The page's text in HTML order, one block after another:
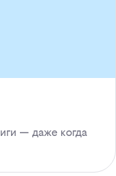
— даже когда